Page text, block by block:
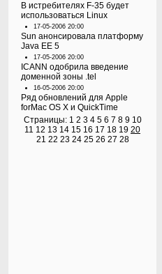
В истребителях F-35 будет
использоваться Linux
17-05-2006 20:00
Sun анонсировала платформу
Java EE 5
17-05-2006 20:00
ICANN одобрила введение
доменной зоны .tel
16-05-2006 20:00
Ряд обновлений для Apple
forMac OS X и QuickTime
Страницы: 1 2 3 4 5 6 7 8 9 10
11 12 13 14 15 16 17 18 19 20
21 22 23 24 25 26 27 28